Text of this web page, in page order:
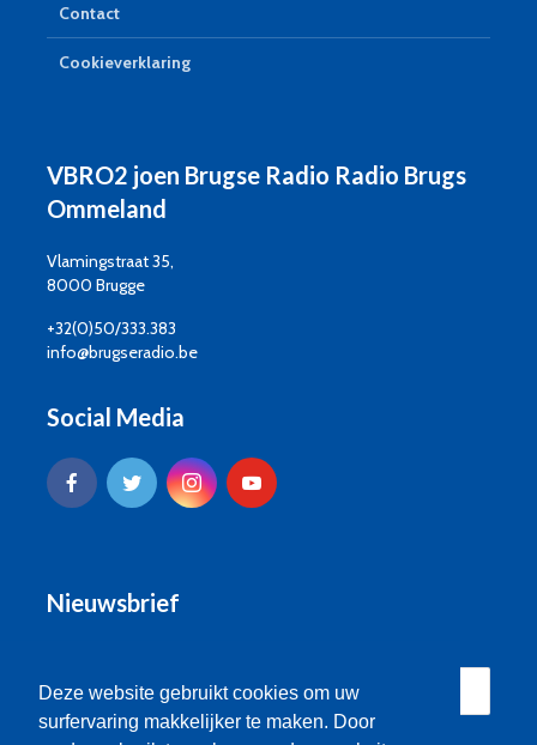
Deze website gebruikt cookies om uw
surfervaring makkelijker te maken. Door
Contact
Cookieverklaring
VBRO2 joen Brugse Radio Radio Brugs
Ommeland
Vlamingstraat 35,
8000 Brugge
+32(0)50/333.383
info@brugseradio.be
Social Media
Nieuwsbrief